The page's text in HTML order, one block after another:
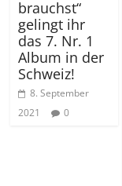
brauchst“
gelingt ihr
das 7. Nr. 1
Album in der
Schweiz!
8. September
2021
0